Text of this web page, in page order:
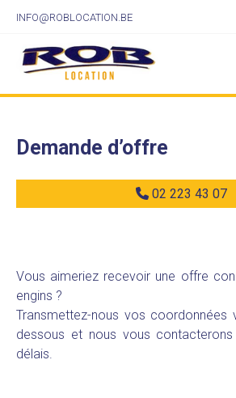
INFO@ROBLOCATION.BE
Demande d’offre
02 223 43 07
Vous aimeriez recevoir une offre
engins ?
Transmettez-nous vos coordonnées
dessous et nous vous
délais.